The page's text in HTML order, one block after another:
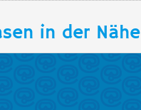
in der Nähe